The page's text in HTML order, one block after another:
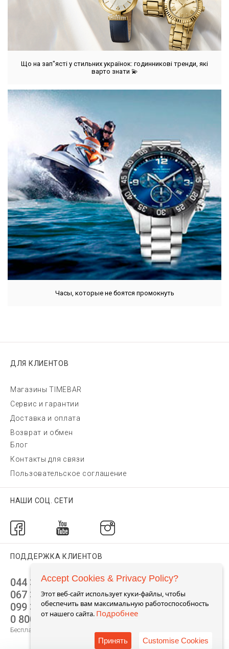
Що на зап"ясті у стильних українок: годинникові тренди, які
варто знати 💫
Часы, которые не боятся промокнуть
ДЛЯ КЛИЕНТОВ
Магазины TIMEBAR
Сервис и гарантии
Доставка и оплата
Возврат и обмен
Блог
Контакты для связи
Пользовательское соглашение
НАШИ СОЦ. СЕТИ
ПОДДЕРЖКА КЛИЕНТОВ
044 392 44 45
067 344 14 44 (viber)
099 399 23 80
0 800 305 805
Бесплатно по Украине
Accept Cookies & Privacy Policy?
Этот веб-сайт использует куки-файлы, чтобы
обеспечить вам максимальную работоспособность
от нашего сайта. Подробнее
Принять Customise Cookies